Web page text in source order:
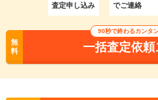
査定申し込み
でご連絡
無
料
90秒で終わるカンタ
一括査定依頼